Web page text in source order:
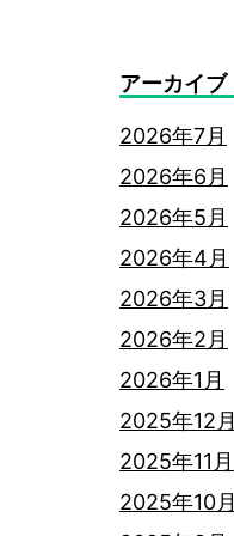
アーカイブ
2026年7月
2026年6月
2026年5月
2026年4月
2026年3月
2026年2月
2026年1月
2025年12月
2025年11月
2025年10月